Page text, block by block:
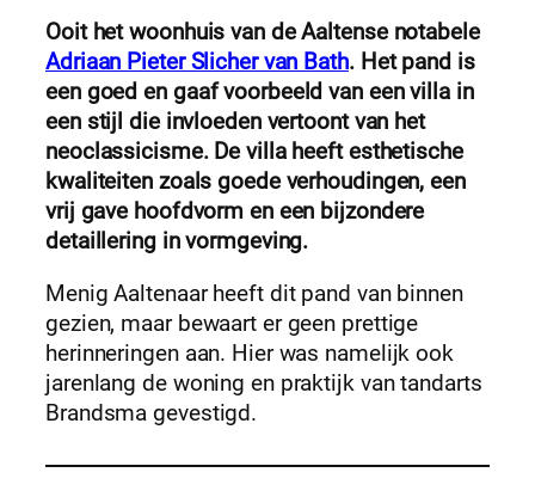
Ooit het woonhuis van de Aaltense notabele
Adriaan Pieter Slicher van Bath. Het pand is
een goed en gaaf voorbeeld van een villa in
een stijl die invloeden vertoont van het
neoclassicisme. De villa heeft esthetische
kwaliteiten zoals goede verhoudingen, een
vrij gave hoofdvorm en een bijzondere
detaillering in vormgeving.
Menig Aaltenaar heeft dit pand van binnen
gezien, maar bewaart er geen prettige
herinneringen aan. Hier was namelijk ook
jarenlang de woning en praktijk van tandarts
Brandsma gevestigd.